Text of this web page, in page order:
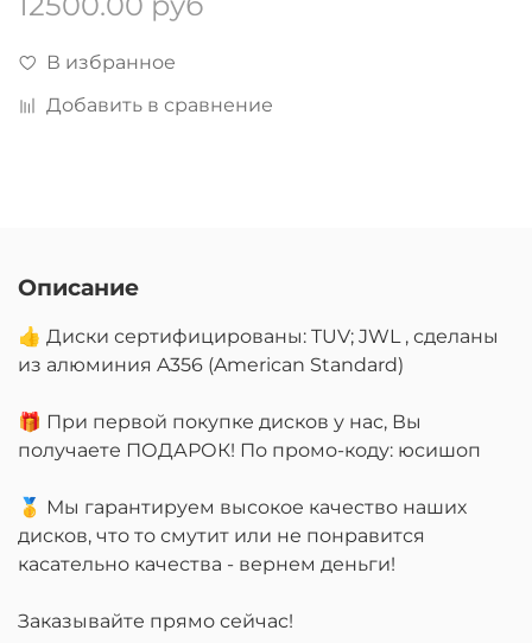
В избранное
Добавить в сравнение
Описание
👍 Диски сертифицированы: TUV; JWL , сделаны
из алюминия A356 (American Standard)
🎁 При первой покупке дисков у нас, Вы
получаете ПОДАРОК! По промо-коду: юсишоп
🥇 Мы гарантируем высокое качество наших
дисков, что то смутит или не понравится
касательно качества - вернем деньги!
Заказывайте прямо сейчас!